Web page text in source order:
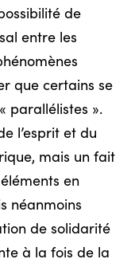
de
entre les
que certains se
parallélistes ».
l’esprit et du
mais un fait
éléments en
néanmoins
de solidarité
à la fois de la